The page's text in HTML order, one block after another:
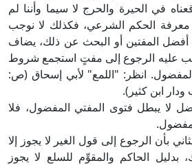
في الحيرة والحرج لا سيما وأننا لم
معرفة الحكم الشرعي، فكذلك لا نوجب
أفضل المفتين أو البحث عن ذلك، يضاف
عليه الرجوع إلى مفتٍ استجمع شروط
انظر: "اللمع" لأبي إسحاق (ص:
لا يبطل فتوى المفتي المفضول، فلا
بأن الرجوع إلى قول الغير لا يجوز إلا
بدليل الحاكم والمقوِّم للسلع لا يجوز